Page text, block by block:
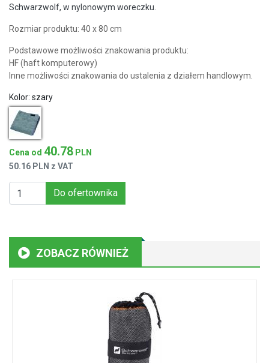
Schwarzwolf, w nylonowym woreczku.
Rozmiar produktu: 40 x 80 cm
Podstawowe możliwości znakowania produktu:
HF (haft komputerowy)
Inne możliwości znakowania do ustalenia z działem handlowym.
Kolor: szary
Cena od 40.78 PLN
50.16 PLN z VAT
Do ofertownika
ZOBACZ RÓWNIEŻ